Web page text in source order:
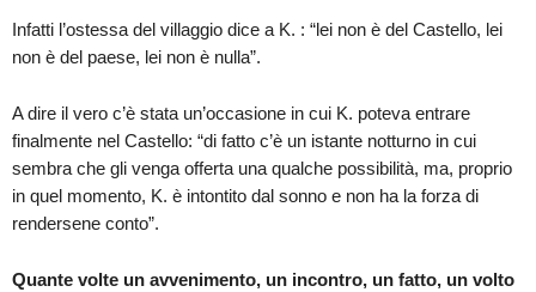
Infatti l’ostessa del villaggio dice a K. : “lei non è del Castello, lei
non è del paese, lei non è nulla”.
A dire il vero c’è stata un’occasione in cui K. poteva entrare
finalmente nel Castello: “di fatto c’è un istante notturno in cui
sembra che gli venga offerta una qualche possibilità, ma, proprio
in quel momento, K. è intontito dal sonno e non ha la forza di
rendersene conto”.
Quante volte un avvenimento, un incontro, un fatto, un volto